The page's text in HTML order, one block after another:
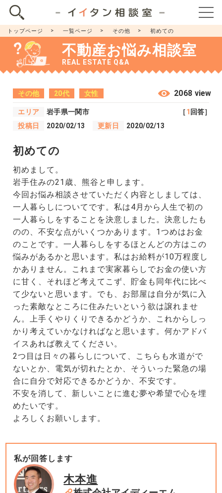
トップページ 一覧ページ その他 初めての
不動産お悩み相談室
REAL ESTATE Q&A
その他 20代 女性
エリア
岩手県一関市
投稿日
2020/02/13 更新日 2020/02/13
［1 回答］
2068 view
初めての
初めまして。
岩手住みの21歳、熊谷と申します。
今回お悩み相談させていただく内容としましては、
一人暮らしについてです。私は4月から人生で初の
一人暮らしをすることを決意しました。決意したも
のの、不安な点がいくつかあります。1つめはお金
のことです。一人暮らしをするほとんどの方はこの
悩みがあるかと思います。私はお給料が10万程度し
かありません。これまで実家暮らしでお金の使い方
に甘く、それほど考えてこず、貯金も同年代に比べ
て少ないと思います。でも、お部屋は自分が気に入
った素敵なところに住みたいという欲は譲れませ
ん。上手くやりくりできるかどうか、これからしっ
かり考えていかなければなと思います。何かアドバ
イスあれば教えてください。
2つ目は日々の暮らしについて、こちらも水道がで
ないとか、電気が切れたとか、そういった緊急の場
合に自分で対応できるかどうか、不安です。
不安を消して、新しいことに進む夢や希望で心を埋
めたいです。
よろしくお願いします。
私が回答します
木本進